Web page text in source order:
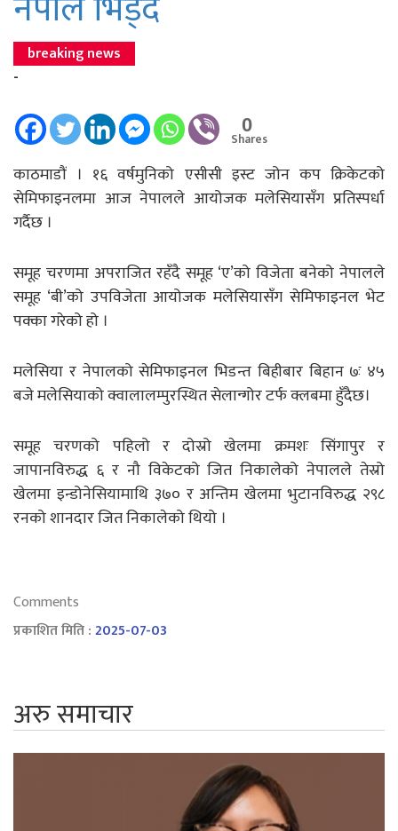
breaking news
-
0
Shares
काठमाडौं । १६ वर्षमुनिको एसीसी इस्ट जोन कप क्रिकेटको
सेमिफाइनलमा आज नेपालले आयोजक मलेसियासँग प्रतिस्पर्धा
गर्दैछ ।
समूह चरणमा अपराजित रहँदै समूह ‘ए’को विजेता बनेको नेपालले
समूह ‘बी’को उपविजेता आयोजक मलेसियासँग सेमिफाइनल भेट
पक्का गरेको हो ।
मलेसिया र नेपालको सेमिफाइनल भिडन्त बिहीबार बिहान ७ः ४५
बजे मलेसियाको क्वालालम्पुरस्थित सेलान्गोर टर्फ क्लबमा हुँदैछ।
समूह चरणको पहिलो र दोस्रो खेलमा क्रमशः सिंगापुर र
जापानविरुद्ध ६ र नौ विकेटको जित निकालेको नेपालले तेस्रो
खेलमा इन्डोनेसियामाथि ३७० र अन्तिम खेलमा भुटानविरुद्ध २९८
रनको शानदार जित निकालेको थियो ।
Comments
प्रकाशित मिति :2025-07-03
अरु समाचार